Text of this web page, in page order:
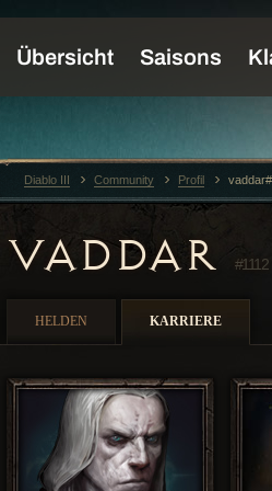
VADDAR #1112
HELDEN KARRIERE
Diablo III Community Profil